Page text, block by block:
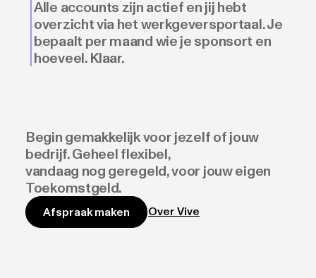
Alle accounts zijn actief en jij hebt
overzicht via het werkgeversportaal. Je
bepaalt per maand wie je sponsort en
hoeveel. Klaar.
Begin gemakkelijk voor jezelf of jouw
bedrijf. Geheel flexibel,
vandaag nog geregeld, voor jouw eigen
Toekomstgeld.
Afspraak maken Over Vive